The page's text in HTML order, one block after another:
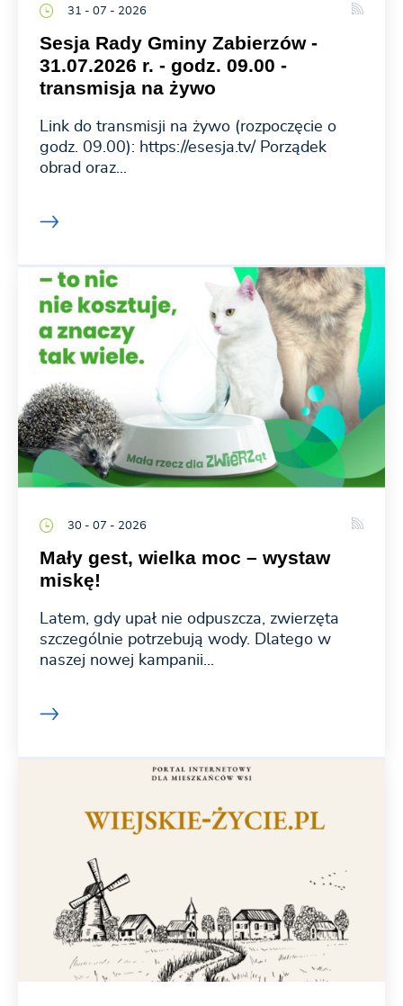
31 - 07 - 2026
Sesja Rady Gminy Zabierzów -
31.07.2026 r. - godz. 09.00 -
transmisja na żywo
Link do transmisji na żywo (rozpoczęcie o
godz. 09.00): https://esesja.tv/ Porządek
obrad oraz...
30 - 07 - 2026
Mały gest, wielka moc – wystaw
miskę!
Latem, gdy upał nie odpuszcza, zwierzęta
szczególnie potrzebują wody. Dlatego w
naszej nowej kampanii...